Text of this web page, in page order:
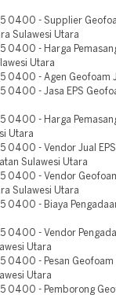
0400 - Supplier
Sulawesi Utara
0400 - Harga
Utara
0400 - Agen Geofoam
0400 - Jasa EPS
0400 - Harga
Utara
0400 - Vendor Jual
Sulawesi Utara
0400 - Vendor
Sulawesi Utara
0400 - Biaya
0400 - Vendor
Utara
0400 - Pesan
Utara
0400 - Pemborong